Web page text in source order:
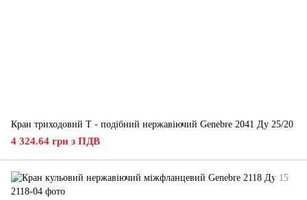
Кран триходовий Т - подібний нержавіючий Genebre 2041 Ду 25/20
4 324.64 грн з ПДВ